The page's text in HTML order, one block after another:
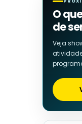
O
de
Veja